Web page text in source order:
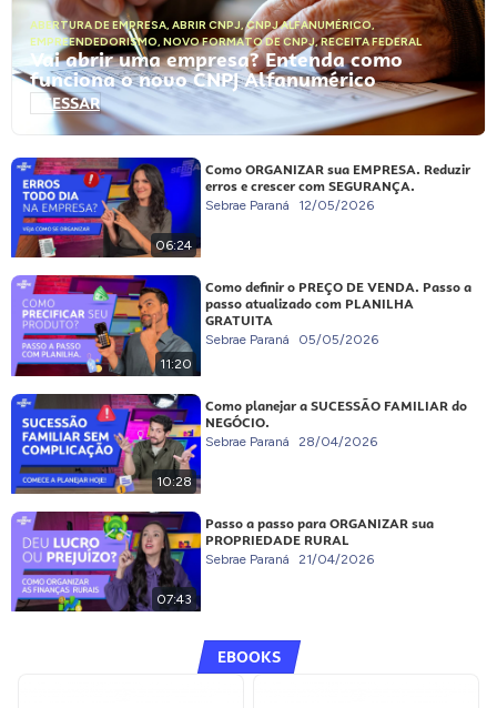
ABERTURA DE EMPRESA, ABRIR CNPJ,CNPJ ALFANUMÉRICO,
EMPREENDEDORISMO, NOVO FORMATO DE CNPJ,RECEITA FEDERAL
Vai abrir uma empresa? Entenda como
funciona o novo CNPJ Alfanumérico
ACESSAR
06:24
Como ORGANIZAR sua EMPRESA. Reduzir
erros e crescer com SEGURANÇA.
Sebrae Paraná 12/05/2026
11:20
Como definir o PREÇO DE VENDA. Passo a
passo atualizado com PLANILHA
GRATUITA
Sebrae Paraná 05/05/2026
10:28
Como planejar a SUCESSÃO FAMILIAR do
NEGÓCIO.
Sebrae Paraná 28/04/2026
07:43
Passo a passo para ORGANIZAR sua
PROPRIEDADE RURAL
Sebrae Paraná 21/04/2026
EBOOKS